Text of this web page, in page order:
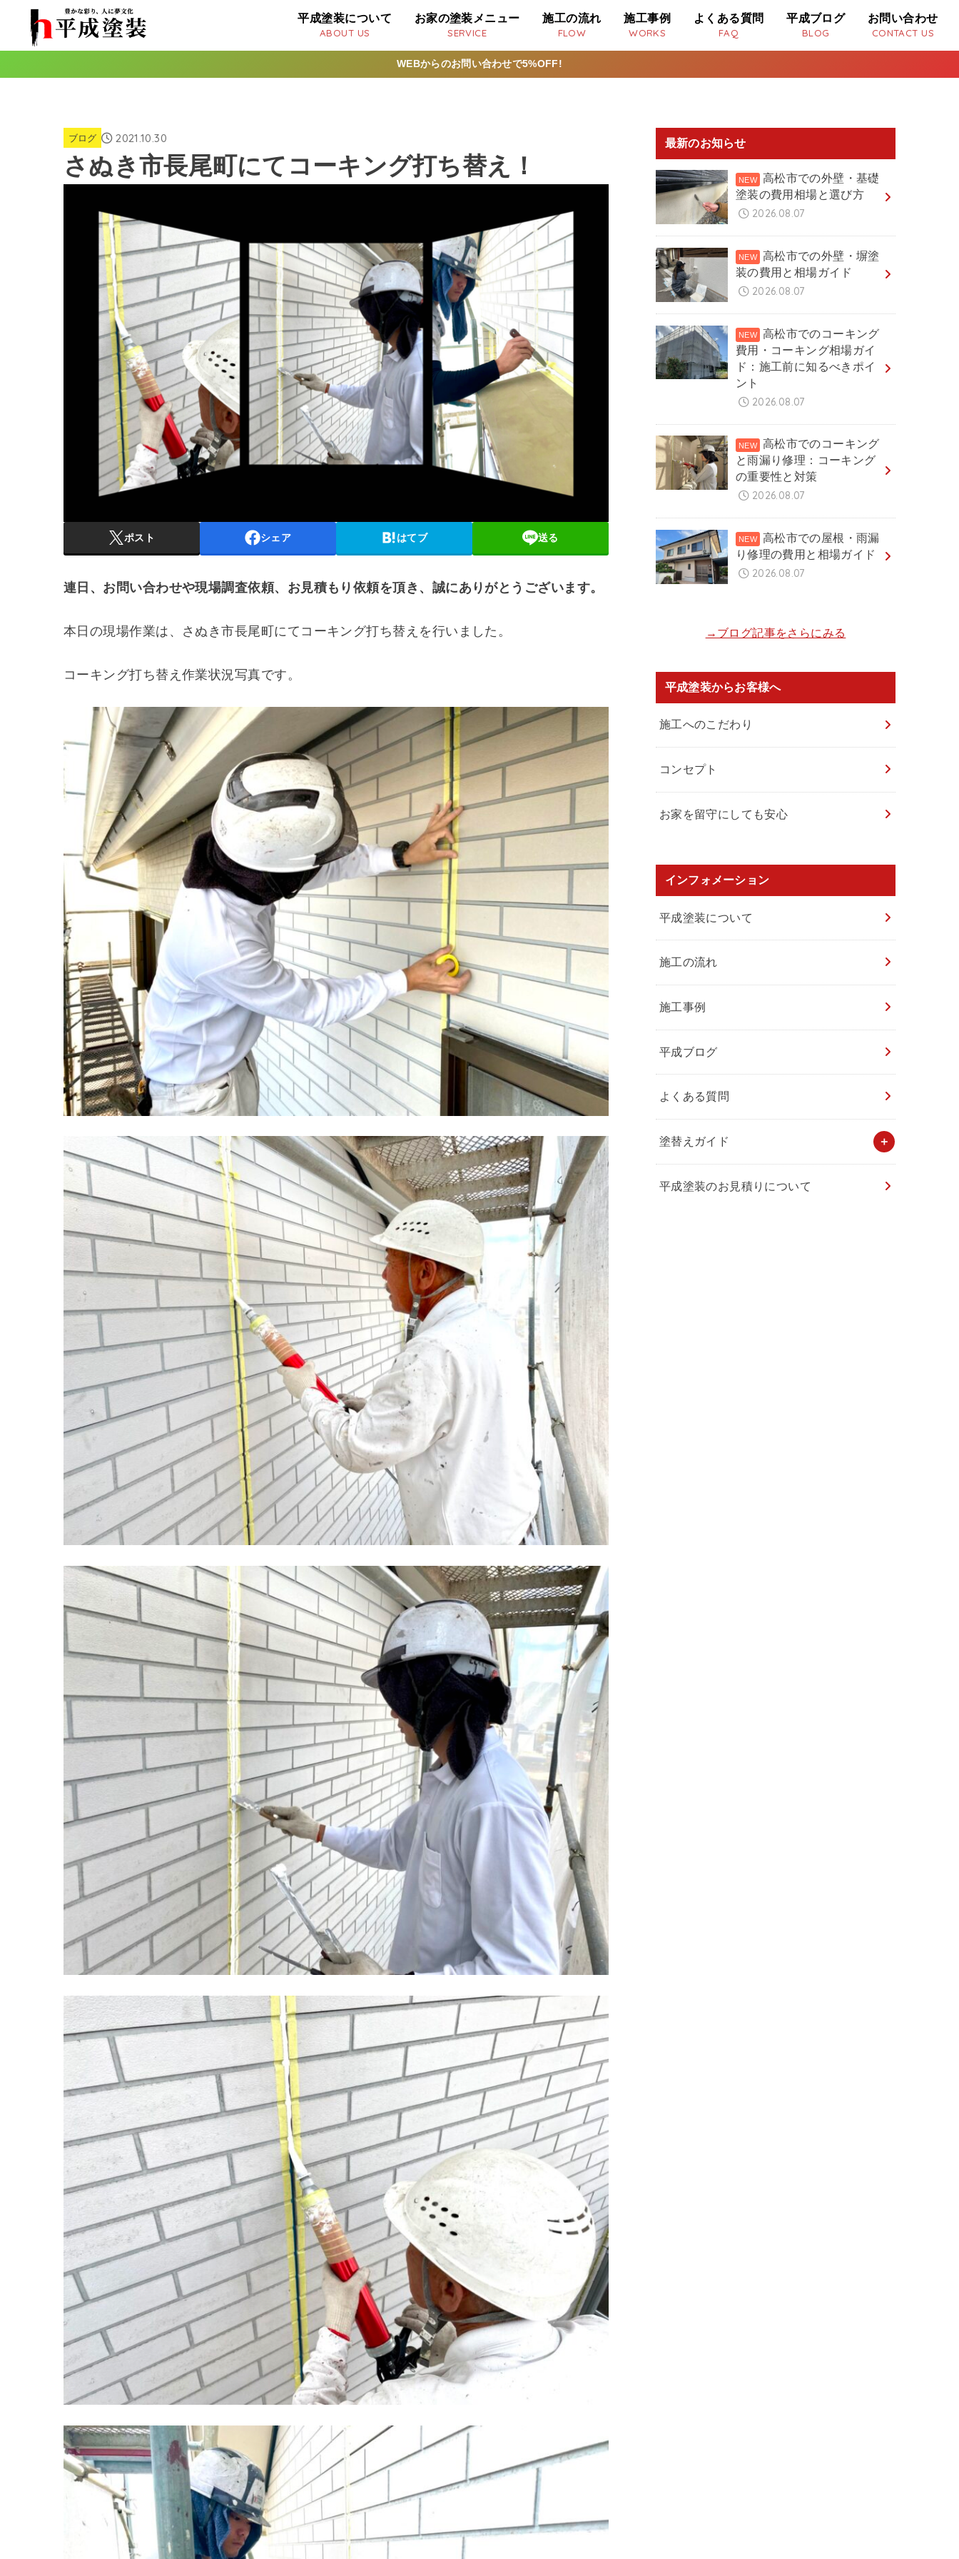
平成塗装について
ABOUT US
お家の塗装メニュー
SERVICE
施工の流れ
FLOW
施工事例
WORKS
よくある質問
FAQ
平成ブログ
BLOG
お問い合わせ
CONTACT US
WEBからのお問い合わせで5%OFF!
ブログ 2021.10.30
さぬき市長尾町にてコーキング打ち替え！
ポスト シェア はてブ 送る
連日、お問い合わせや現場調査依頼、お見積もり依頼を頂き、誠にありがとうございます。
本日の現場作業は、さぬき市長尾町にてコーキング打ち替えを行いました。
コーキング打ち替え作業状況写真です。
最新のお知らせ
高松市での外壁・基礎
塗装の費用相場と選び方
2026.08.07
高松市での外壁・塀塗
装の費用と相場ガイド
2026.08.07
高松市でのコーキング
費用・コーキング相場ガイ
ド：施工前に知るべきポイ
ント
2026.08.07
高松市でのコーキング
と雨漏り修理：コーキング
の重要性と対策
2026.08.07
高松市での屋根・雨漏
り修理の費用と相場ガイド
2026.08.07
→ブログ記事をさらにみる
平成塗装からお客様へ
施工へのこだわり
コンセプト
お家を留守にしても安心
インフォメーション
平成塗装について
施工の流れ
施工事例
平成ブログ
よくある質問
塗替えガイド
平成塗装のお見積りについて